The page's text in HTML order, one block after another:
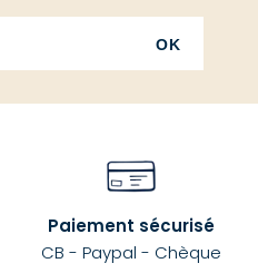
OK
Paiement sécurisé
CB - Paypal - Chèque